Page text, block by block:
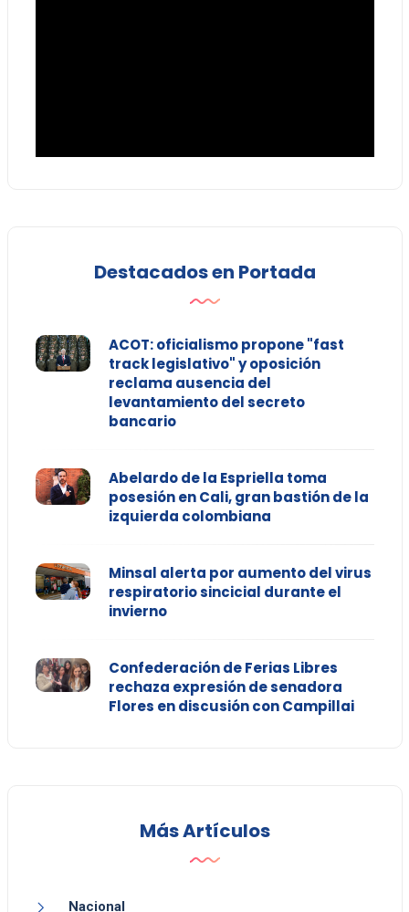
Destacados en Portada
ACOT: oficialismo propone "fast
track legislativo" y oposición
reclama ausencia del
levantamiento del secreto
bancario
Abelardo de la Espriella toma
posesión en Cali, gran bastión de la
izquierda colombiana
Minsal alerta por aumento del virus
respiratorio sincicial durante el
invierno
Confederación de Ferias Libres
rechaza expresión de senadora
Flores en discusión con Campillai
Más Artículos
Nacional